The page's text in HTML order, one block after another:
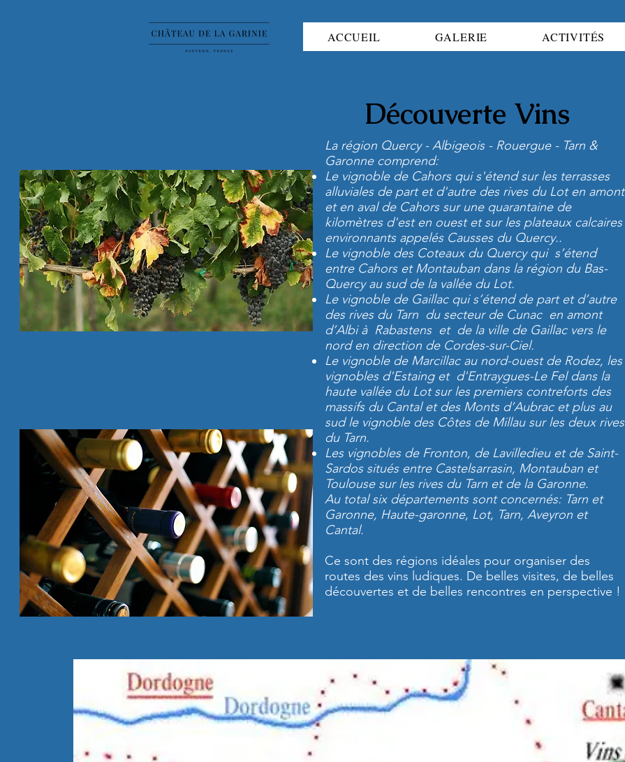
ACCUEIL GALERIE ACTIVITÉS
Découverte Vins
La région Quercy - Albigeois - Rouergue - Tarn &
Garonne comprend:
Le vignoble de Cahors qui s'étend sur les terrasses
alluviales de part et d'autre des rives du Lot en amont
et en aval de Cahors sur une quarantaine de
kilomètres d'est en ouest et sur les plateaux calcaires
environnants appelés Causses du Quercy..
Le vignoble des Coteaux du Quercy qui s’étend
entre Cahors et Montauban dans la région du Bas-
Quercy au sud de la vallée du Lot.
Le vignoble de Gaillac qui s’étend de part et d’autre
des rives du Tarn du secteur de Cunac en amont
d’Albi à Rabastens et de la ville de Gaillac vers le
nord en direction de Cordes-sur-Ciel.
Le vignoble de Marcillac au nord-ouest de Rodez, les
vignobles d'Estaing et d'Entraygues-Le Fel dans la
haute vallée du Lot sur les premiers contreforts des
massifs du Cantal et des Monts d’Aubrac et plus au
sud le vignoble des Côtes de Millau sur les deux rives
du Tarn.
Les vignobles de Fronton, de Lavilledieu et de Saint-
Sardos situés entre Castelsarrasin, Montauban et
Toulouse sur les rives du Tarn et de la Garonne.
Au total six départements sont concernés: Tarn et
Garonne, Haute-garonne, Lot, Tarn, Aveyron et
Cantal.
Ce sont des régions idéales pour organiser des
routes des vins ludiques. De belles visites, de belles
découvertes et de belles rencontres en perspective !